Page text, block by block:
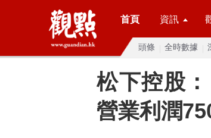
首頁 資訊
頭條 全時數據
松下控股
營業利潤